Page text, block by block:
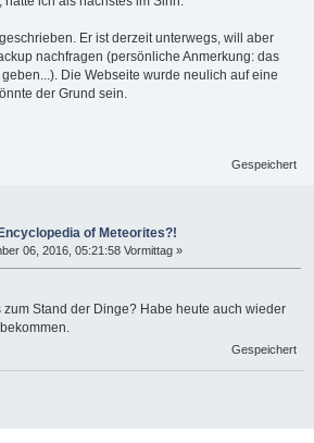
Er ist derzeit unterwegs, will aber
nachfragen (persönliche Anmerkung: das
Die Webseite wurde neulich auf eine
der Grund sein.
Gespeichert
of Meteorites?!
06, 2016, 05:21:58 Vormittag »
Stand der Dinge? Habe heute auch wieder
Gespeichert